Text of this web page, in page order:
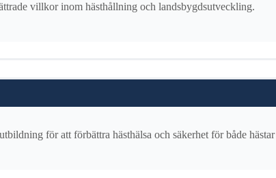
villkor inom hästhållning och landsbygdsutveckling.
för att förbättra hästhälsa och säkerhet för både